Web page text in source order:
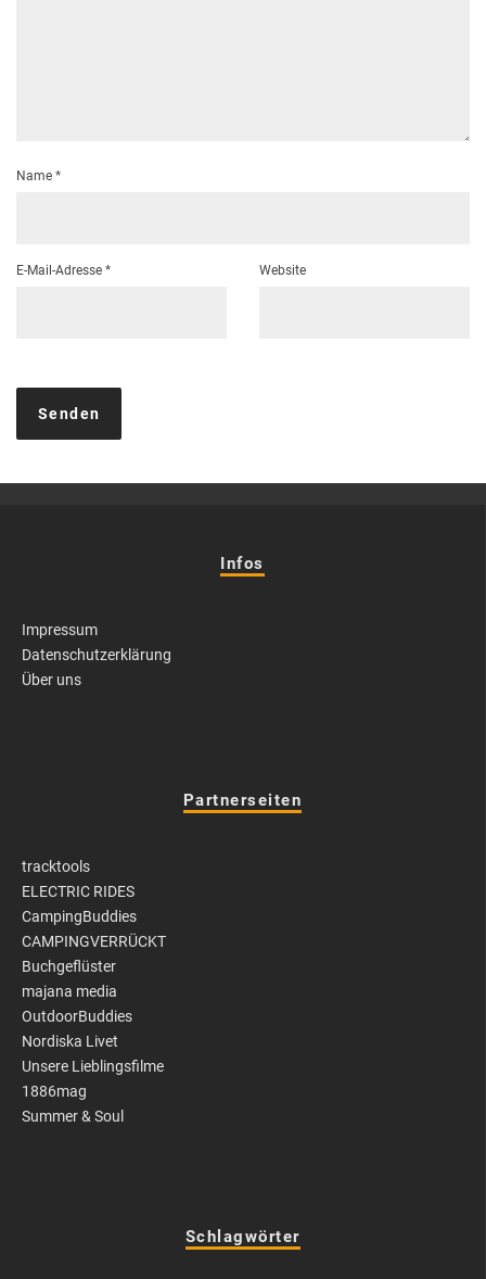
Name *
E-Mail-Adresse * Website
Infos
Impressum
Datenschutzerklärung
Über uns
Partnerseiten
tracktools
ELECTRIC RIDES
CampingBuddies
CAMPINGVERRÜCKT
Buchgeflüster
majana media
OutdoorBuddies
Nordiska Livet
Unsere Lieblingsfilme
1886mag
Summer & Soul
Schlagwörter